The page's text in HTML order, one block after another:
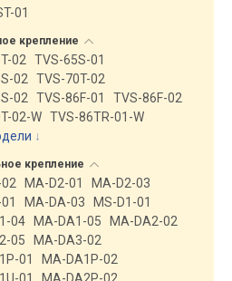
01
крепление
02
TVS-65S-01
02
TVS-70T-02
02
TVS-86F-01
TVS-86F-02
02-W TVS-86TR-01-W
↓
крепление
MA-D2-01
MA-D2-03
MA-DA-03
MS-D1-01
04
MA-DA1-05
MA-DA2-02
05
MA-DA3-02
01
MA-DA1P-02